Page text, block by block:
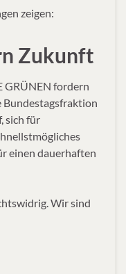
zeigen:
Zukunft
GRÜNEN fordern
Bundestagsfraktion
sich für
einen dauerhaften
Wir sind